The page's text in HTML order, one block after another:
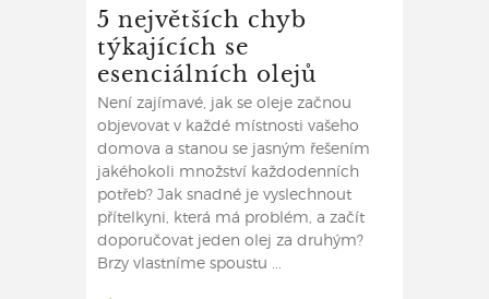
5 největších chyb
týkajících se
esenciálních olejů
Není zajímavé, jak se oleje začnou
objevovat v každé místnosti vašeho
domova a stanou se jasným řešením
jakéhokoli množství každodenních
potřeb? Jak snadné je vyslechnout
přítelkyni, která má problém, a začít
doporučovat jeden olej za druhým?
Brzy vlastníme spoustu ...